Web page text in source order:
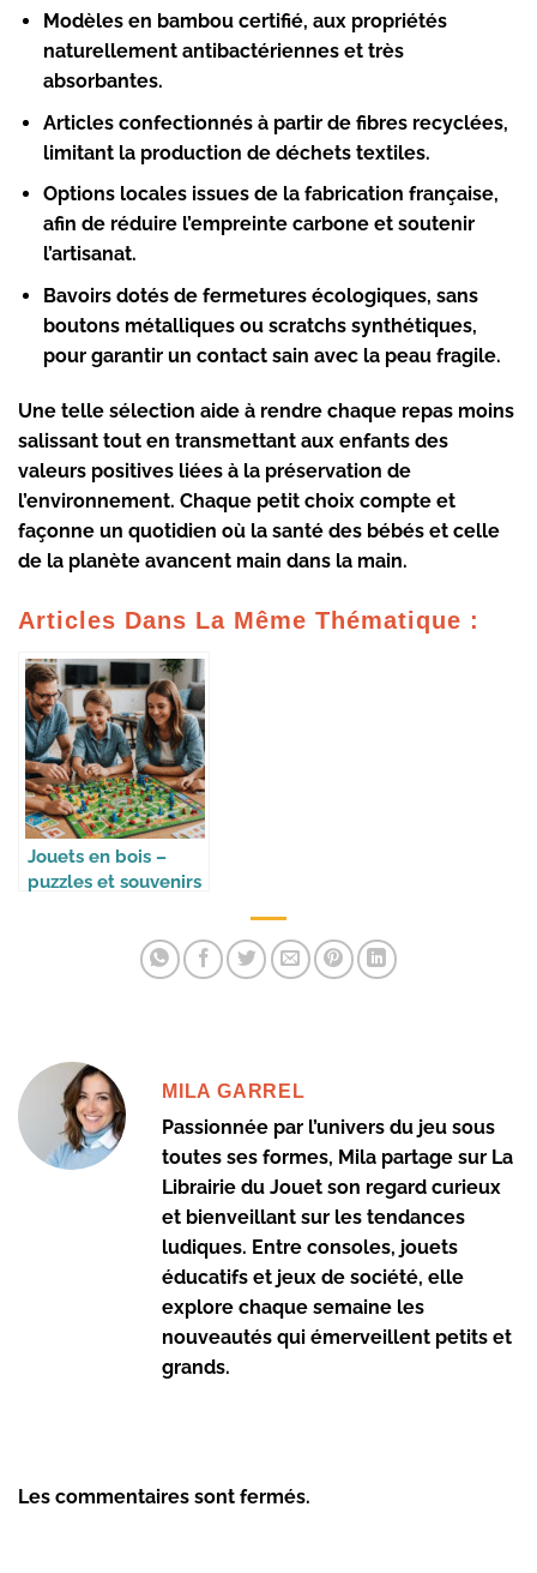
Modèles en bambou certifié, aux propriétés
naturellement antibactériennes et très
absorbantes.
Articles confectionnés à partir de fibres recyclées,
limitant la production de déchets textiles.
Options locales issues de la fabrication française,
afin de réduire l’empreinte carbone et soutenir
l’artisanat.
Bavoirs dotés de fermetures écologiques, sans
boutons métalliques ou scratchs synthétiques,
pour garantir un contact sain avec la peau fragile.
Une telle sélection aide à rendre chaque repas moins
salissant tout en transmettant aux enfants des
valeurs positives liées à la préservation de
l’environnement. Chaque petit choix compte et
façonne un quotidien où la santé des bébés et celle
de la planète avancent main dans la main.
Articles Dans La Même Thématique :
Jouets en bois –
puzzles et souvenirs
MILA GARREL
Passionnée par l’univers du jeu sous
toutes ses formes, Mila partage sur La
Librairie du Jouet son regard curieux
et bienveillant sur les tendances
ludiques. Entre consoles, jouets
éducatifs et jeux de société, elle
explore chaque semaine les
nouveautés qui émerveillent petits et
grands.
Les commentaires sont fermés.